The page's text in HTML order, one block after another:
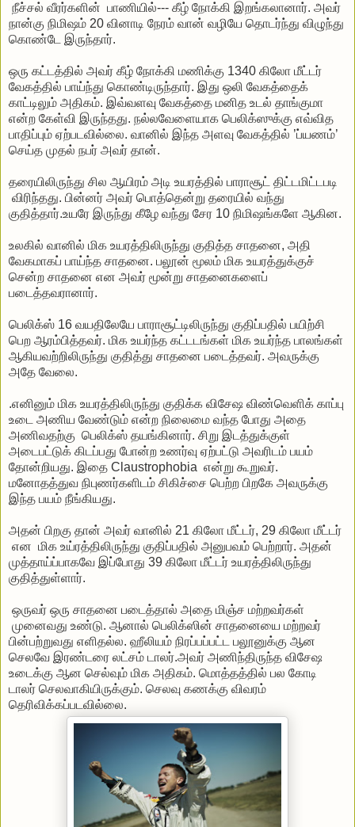
நீச்சல் வீரர்களின் பாணியில்--- கீழ் நோக்கி இறங்கலானார். அவர்
நான்கு நிமிஷம் 20 வினாடி நேரம் வான் வழியே தொடர்ந்து விழுந்து
கொண்டே இருந்தார்.
ஒரு கட்டத்தில் அவர் கீழ் நோக்கி மணிக்கு 1340 கிலோ மீட்டர்
வேகத்தில் பாய்ந்து கொண்டிருந்தார். இது ஒலி வேகத்தைக்
காட்டிலும் அதிகம். இவ்வளவு வேகத்தை மனித உடல் தாங்குமா
என்ற கேள்வி இருந்தது. நல்லவேளையாக பெலிக்ஸுக்கு எவ்வித
பாதிப்பும் ஏற்படவில்லை. வானில் இந்த அளவு வேகத்தில் ’ப்யணம்’
செய்த முதல் நபர் அவர் தான்.
தரையிலிருந்து சில ஆயிரம் அடி உயரத்தில் பாராசூட் திட்டமிட்டபடி
விரிந்தது. பின்னர் அவர் பொத்தென்று தரையில் வந்து
குதித்தார்.உயரே இருந்து கீழே வந்து சேர 10 நிமிஷங்களே ஆகின.
உலகில் வானில் மிக உயரத்திலிருந்து குதித்த சாதனை, அதி
வேகமாகப் பாய்ந்த சாதனை. பலூன் மூலம் மிக உயரத்துக்குச்
சென்ற சாதனை என அவர் மூன்று சாதனைகளைப்
படைத்தவரானார்.
பெலிக்ஸ் 16 வயதிலேயே பாராசூட்டிலிருந்து குதிப்பதில் பயிற்சி
பெற ஆரம்பித்தவர். மிக உயர்ந்த கட்டடங்கள் மிக உயர்ந்த பாலங்கள்
ஆகியவற்றிலிருந்து குதித்து சாதனை படைத்தவர். அவருக்கு
அதே வேலை.
.எனினும் மிக உயரத்திலிருந்து குதிக்க விசேஷ விண்வெளிக் காப்பு
உடை அணிய வேண்டும் என்ற நிலைமை வந்த போது அதை
அணிவதற்கு பெலிக்ஸ் தயங்கினார். சிறு இடத்துக்குள்
அடைபட்டுக் கிடப்பது போன்ற உணர்வு ஏற்பட்டு அவரிடம் பயம்
தோன்றியது. இதை Claustrophobia என்று கூறுவர்.
மனோதத்துவ நிபுணர்களிடம் சிகிச்சை பெற்ற பிறகே அவருக்கு
இந்த பயம் நீங்கியது.
அதன் பிறகு தான் அவர் வானில் 21 கிலோ மீட்டர், 29 கிலோ மீட்டர்
என மிக உய்ரத்திலிருந்து குதிப்பதில் அனுபவம் பெற்றார். அதன்
முத்தாய்ப்பாகவே இப்போது 39 கிலோ மீட்டர் உயரத்திலிருந்து
குதித்துள்ளார்.
ஒருவர் ஒரு சாதனை படைத்தால் அதை மிஞ்ச மற்றவர்கள்
முனைவது உண்டு. ஆனால் பெலிக்ஸின் சாதனையை மற்றவர்
பின்பற்றுவது எளிதல்ல. ஹீலியம் நிரப்பப்பட்ட பலூனுக்கு ஆன
செலவே இரண்டரை லட்சம் டாலர்.அவர் அணிந்திருந்த விசேஷ
உடைக்கு ஆன செல்வும் மிக அதிகம். மொத்தத்தில் பல கோடி
டாலர் செலவாகியிருக்கும். செலவு கணக்கு விவரம்
தெரிவிக்கப்படவில்லை.